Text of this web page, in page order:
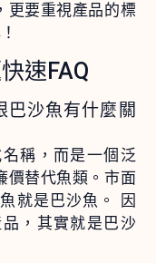
更要重視產品的標
速FAQ
巴沙魚有什麼關
稱，而是一個泛
價替代魚類。市面
就是巴沙魚。 因
，其實就是巴沙